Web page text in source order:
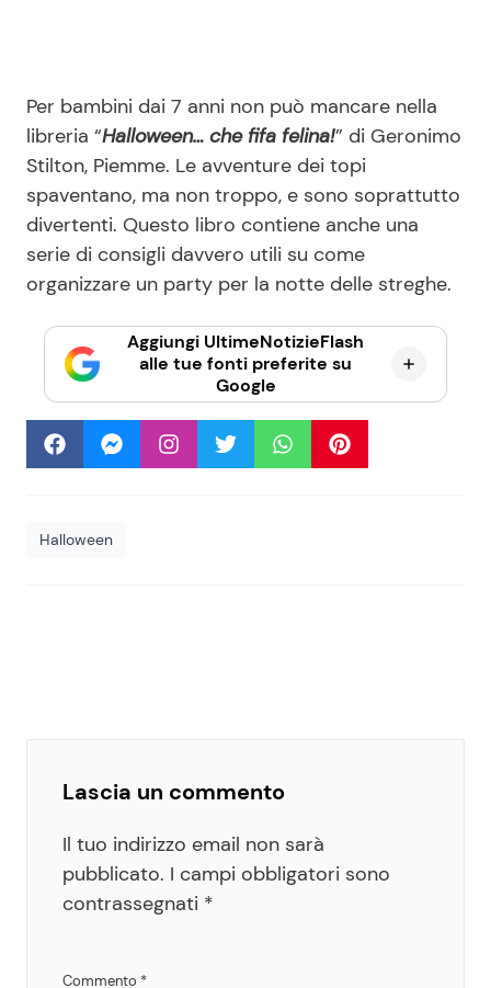
Per bambini dai 7 anni non può mancare nella
libreria “Halloween… che fifa felina!” di Geronimo
Stilton, Piemme. Le avventure dei topi
spaventano, ma non troppo, e sono soprattutto
divertenti. Questo libro contiene anche una
serie di consigli davvero utili su come
organizzare un party per la notte delle streghe.
Aggiungi UltimeNotizieFlash
alle tue fonti preferite su
Google
Halloween
Lascia un commento
Il tuo indirizzo email non sarà
pubblicato. I campi obbligatori sono
contrassegnati *
Commento *